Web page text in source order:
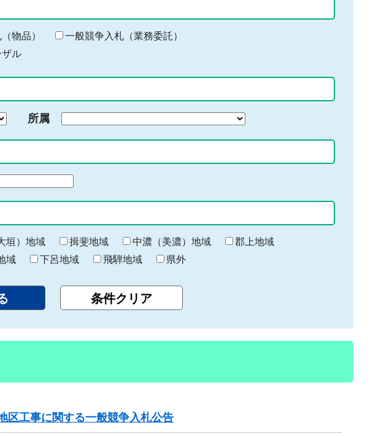
物品）
一般競争入札（業務委託）
ル
所属
垣）地域 揖斐地域 中濃（美濃）地域
郡上地域
域 下呂地域 飛騨地域 県外
区工事に関する一般競争入札公告